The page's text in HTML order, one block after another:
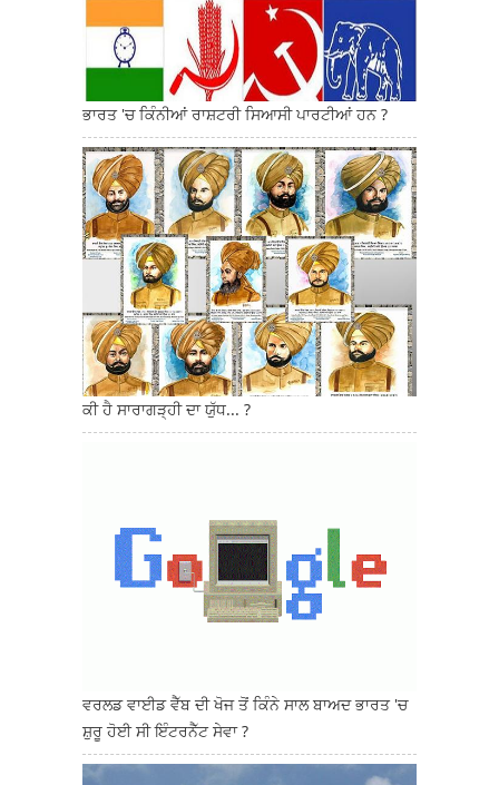
ਭਾਰਤ 'ਚ ਕਿੰਨੀਆਂ ਰਾਸ਼ਟਰੀ ਸਿਆਸੀ ਪਾਰਟੀਆਂ ਹਨ ?
ਕੀ ਹੈ ਸਾਰਾਗੜ੍ਹੀ ਦਾ ਯੁੱਧ... ?
ਵਰਲਡ ਵਾਈਡ ਵੈੱਬ ਦੀ ਖੋਜ ਤੋਂ ਕਿੰਨੇ ਸਾਲ ਬਾਅਦ ਭਾਰਤ 'ਚ
ਸ਼ੁਰੂ ਹੋਈ ਸੀ ਇੰਟਰਨੈੱਟ ਸੇਵਾ ?